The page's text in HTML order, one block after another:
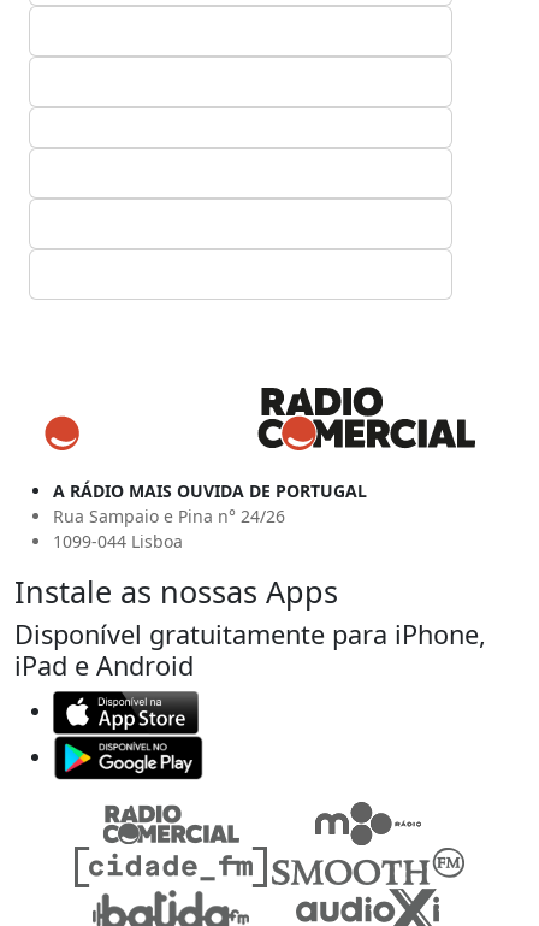
A RÁDIO MAIS OUVIDA DE PORTUGAL
Rua Sampaio e Pina n° 24/26
1099-044 Lisboa
Instale as nossas Apps
Disponível gratuitamente para iPhone,
iPad e Android